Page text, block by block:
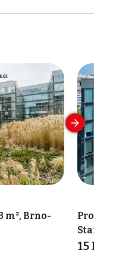
m², Brno-
Starý
15